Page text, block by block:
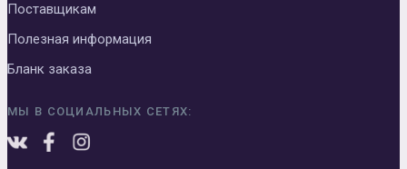
Поставщикам
Полезная информация
Бланк заказа
МЫ В СОЦИАЛЬНЫХ СЕТЯХ: